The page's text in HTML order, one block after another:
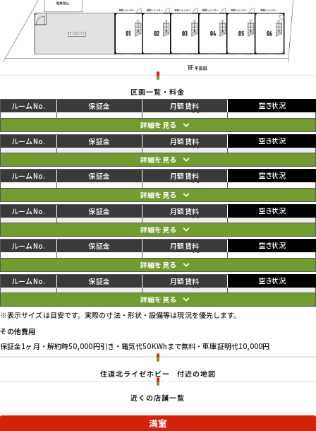
区画一覧・料金
01 81,400円 86,900円 ご利用中
02 83,600円 89,100円 ご利用中
03 83,600円 89,100円 ご利用中
04 83,600円 89,100円 ご利用中
05 83,600円 89,100円 ご利用中
06 90,200円 95,700円 ご利用中
※表示サイズは目安です。実際の寸法・形状・設備等は現況を優先します。
その他費用
保証金1ヶ月・解約時50,000円引き・電気代50KWhまで無料・車庫証明代10,000円
住道北ライゼホビー 付近の地図
近くの店舗一覧
満室